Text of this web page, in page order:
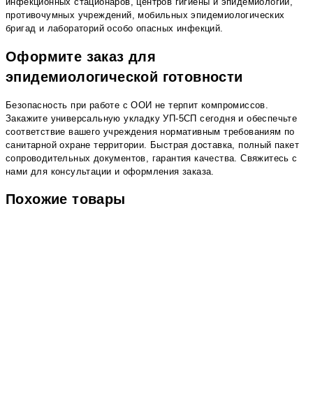
противочумных учреждений, мобильных эпидемиологических
бригад и лабораторий особо опасных инфекций.
Оформите заказ для
эпидемиологической готовности
Безопасность при работе с ООИ не терпит компромиссов.
Закажите универсальную укладку УП-5СП сегодня и обеспечьте
соответствие вашего учреждения нормативным требованиям по
санитарной охране территории. Быстрая доставка, полный пакет
сопроводительных документов, гарантия качества. Свяжитесь с
нами для консультации и оформления заказа.
Похожие товары